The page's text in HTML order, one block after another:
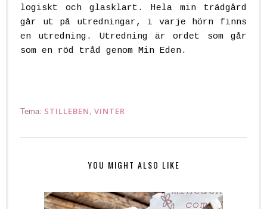
logiskt och glasklart. Hela min trädgård
går ut på utredningar, i varje hörn finns
en utredning. Utredning är ordet som går
som en röd tråd genom Min Eden.
Tema: STILLEBEN , VINTER
YOU MIGHT ALSO LIKE